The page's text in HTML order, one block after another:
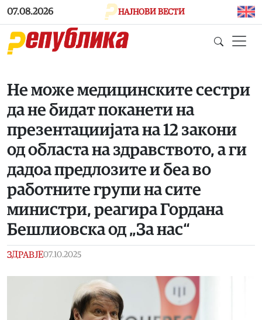
Skip to main content
07.08.2026 НАЈНОВИ ВЕСТИ
Не може медицинските сестри
да не бидат поканети на
презентациијата на 12 закони
од областа на здравството, а ги
дадоа предлозите и беа во
работните групи на сите
министри, реагира Гордана
Бешлиовска од „За нас“
ЗДРАВЈЕ07.10.2025